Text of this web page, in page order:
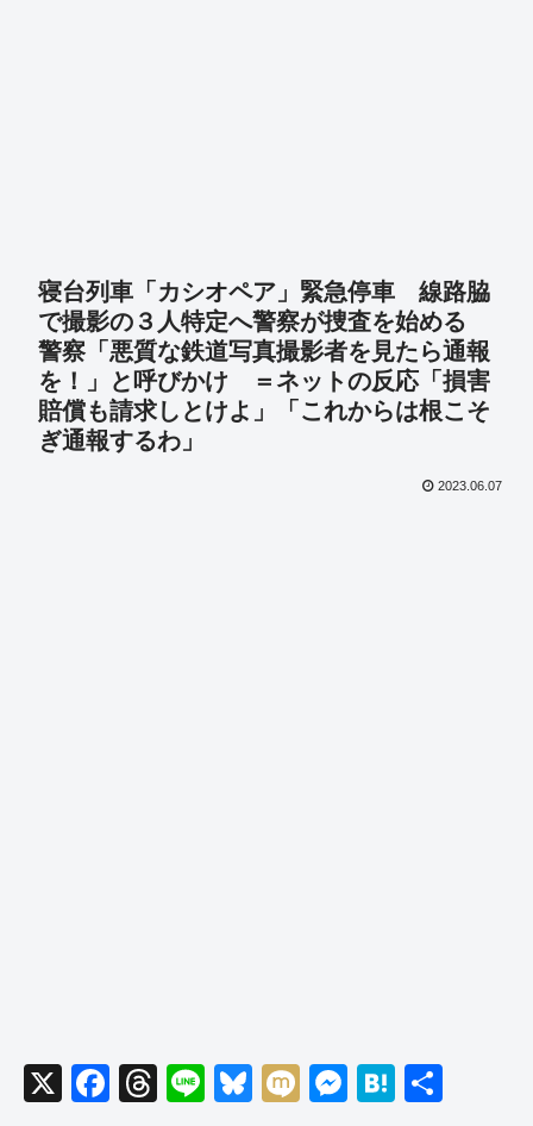
寝台列車「カシオペア」緊急停車 線路脇
で撮影の３人特定へ警察が捜査を始める
警察「悪質な鉄道写真撮影者を見たら通報
を！」と呼びかけ ＝ネットの反応「損害
賠償も請求しとけよ」「これからは根こそ
ぎ通報するわ」
2023.06.07
X
F
T
Li
Bl
M
M
H